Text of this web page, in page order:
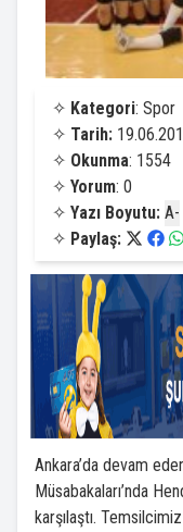
✧ Kategori: Spor
✧ Tarih:
✧ Okunma: 1554
✧ Yorum: 0
✧ Yazı Boyutu: A-
✧ Paylaş:
Ankara’da devam
Müsabakaları’nda
karşılaştı.